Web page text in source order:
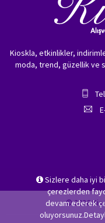
Sizlere daha iyi
çerezlerden
devam ederek
Kioskla, etkinlikler,
moda, trend, güzellik ve
© 2026